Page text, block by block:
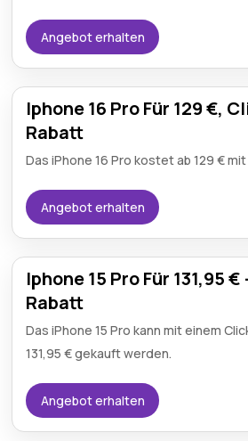
Angebot erhalten
Iphone 16 Pro Für 129 €,
Rabatt
Das iPhone 16 Pro kostet ab 129 €
Angebot erhalten
Iphone 15 Pro Für 131,95
Rabatt
Das iPhone 15 Pro kann mit einem
131,95 € gekauft werden.
Angebot erhalten